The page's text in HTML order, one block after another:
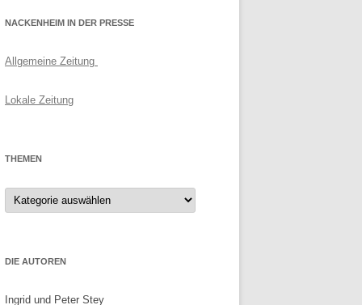
NACKENHEIM IN DER PRESSE
Allgemeine Zeitung
Lokale Zeitung
THEMEN
Themen
DIE AUTOREN
Ingrid und Peter Stey